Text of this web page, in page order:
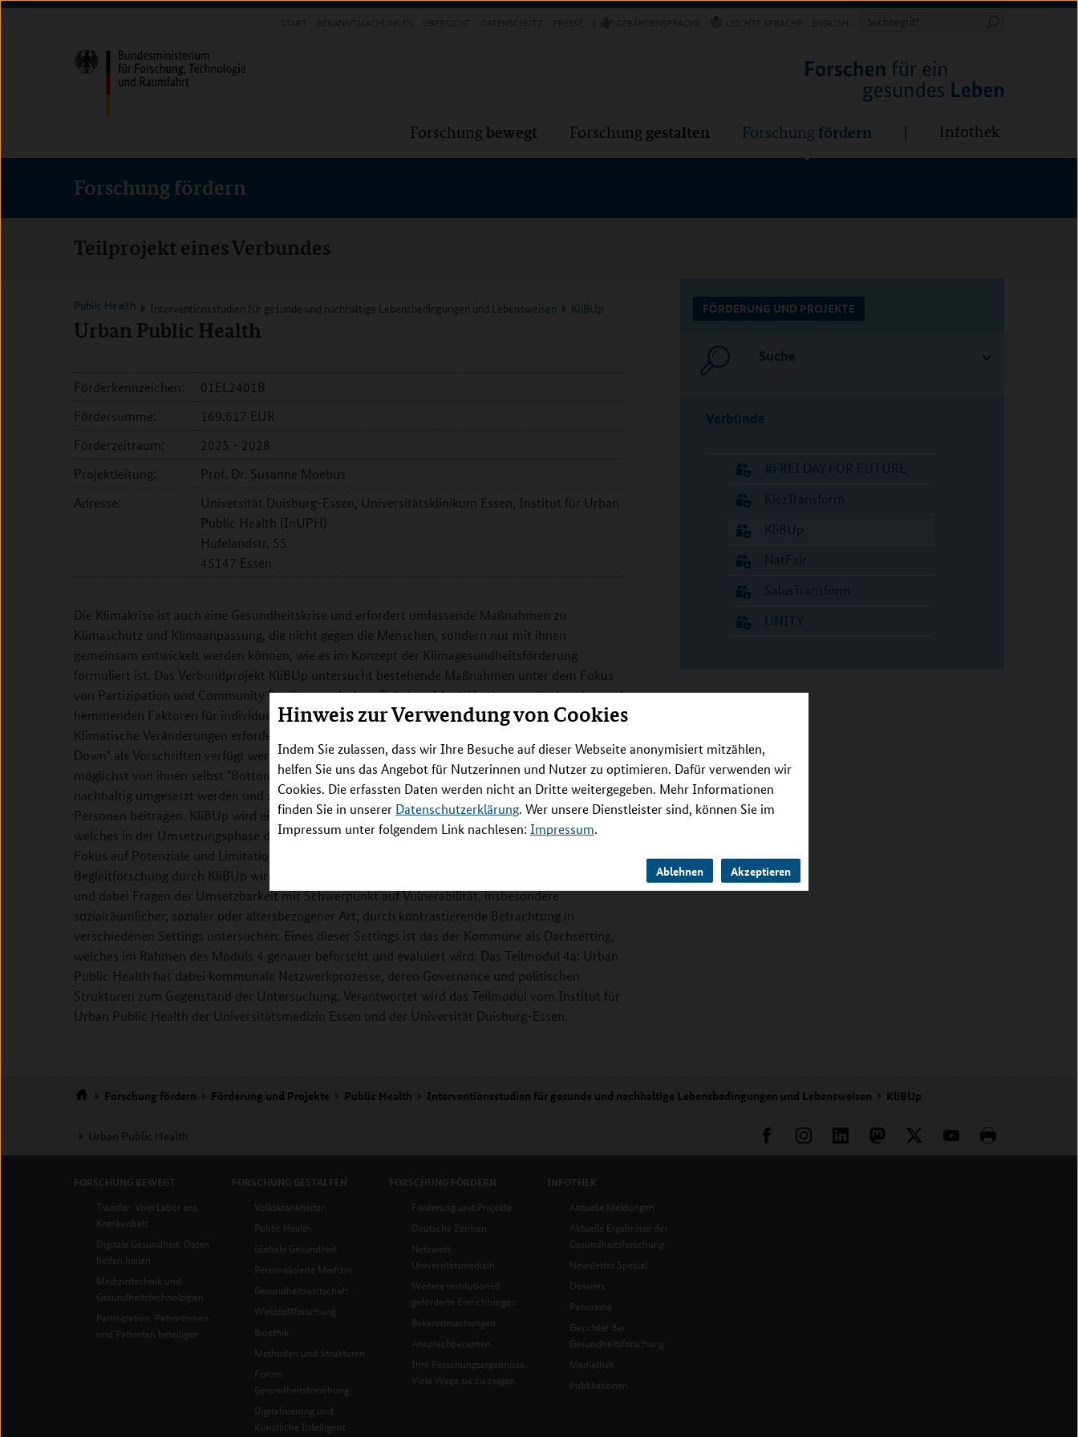
Hinweis zur Verwendung von Cookies
Indem Sie zulassen, dass wir Ihre Besuche auf dieser Webseite anonymisiert mitzählen,
helfen Sie uns das Angebot für Nutzerinnen und Nutzer zu optimieren. Dafür verwenden wir
Cookies. Die erfassten Daten werden nicht an Dritte weitergegeben. Mehr Informationen
finden Sie in unserer Datenschutzerklärung. Wer unsere Dienstleister sind, können Sie im
Impressum unter folgendem Link nachlesen: Impressum.
Ablehnen Akzeptieren
Direkt
(Eingabetaste)
Direkt
(Eingabetaste)
Direkt
(Eingabetaste)
Suchbegriff
Forschung bewegt Forschung gestalten Forschung fördern Infothek
Forschung fördern
Teilprojekt eines Verbundes
Public Health Interventionsstudien für gesunde und nachhaltige Lebensbedingungen und Lebensweisen KliBUp
Urban Public Health
Förderkennzeichen:
01EL2401B
Fördersumme:
169.617 EUR
Förderzeitraum:
2025 - 2028
Projektleitung:
Prof. Dr. Susanne Moebus
Adresse:
Universität Duisburg-Essen, Universitätsklinikum Essen, Institut für Urban
Public Health (InUPH)
Hufelandstr. 55
45147 Essen
Die Klimakrise ist auch eine Gesundheitskrise und erfordert umfassende Maßnahmen zu
Klimaschutz und Klimaanpassung, die nicht gegen die Menschen, sondern nur mit ihnen
gemeinsam entwickelt werden können, wie es im Konzept der Klimagesundheitsförderung
formuliert ist. Das Verbundprojekt KliBUp untersucht bestehende Maßnahmen unter dem Fokus
von Partizipation und Community Resilience mit dem Ziel einer Identifikation von fördernden und
hemmenden Faktoren für individuelle und kollektive Partizipation und Selbstwirksamkeit.
Klimatische Veränderungen erfordern umfassende Anpassungskonzepte. Diese sollten nicht "Top
Down" als Vorschriften verfügt werden, sondern aus Perspektive der Nutzerinnen und Nutzer und
möglichst von ihnen selbst "Bottom Up" entwickelt werden, damit sie passgenau sind, aktiv und
nachhaltig umgesetzt werden und zum Empowerment sowie zur Resilienz der Institutionen und
Personen beitragen. KliBUp wird ein Kooperationsnetzwerk aus Forschung und Praxis initiieren,
welches in der Umsetzungsphase durch wissenschaftliche Begleitforschung evaluiert wird, mit
Fokus auf Potenziale und Limitationen partizipativer Prozesse. Die wissenschaftliche
Begleitforschung durch KliBUp wird die fördernden und hemmenden Faktoren für Partizipation
und dabei Fragen der Umsetzbarkeit mit Schwerpunkt auf Vulnerabilität, insbesondere
sozialräumlicher, sozialer oder altersbezogener Art, durch kontrastierende Betrachtung in
verschiedenen Settings untersuchen. Eines dieser Settings ist das der Kommune als Dachsetting,
welches im Rahmen des Moduls 4 genauer beforscht und evaluiert wird. Das Teilmodul 4a: Urban
Public Health hat dabei kommunale Netzwerkprozesse, deren Governance und politischen
Strukturen zum Gegenstand der Untersuchung. Verantwortet wird das Teilmodul vom Institut für
Urban Public Health der Universitätsmedizin Essen und der Universität Duisburg-Essen.
FÖRDERUNG UND PROJEKTE
Suche
Verbünde
#FREI DAY FOR FUTURE
KiezTransform
KliBUp
NatFair
SalusTransform
UNITY
Forschung fördern Förderung und Projekte Public Health Interventionsstudien für gesunde und nachhaltige Lebensbedingungen und Lebensweisen KliBUp
Urban Public Health
FORSCHUNG BEWEGT
Transfer: Vom Labor ans
Krankenbett
Digitale Gesundheit: Daten
helfen heilen
Medizintechnik und
Gesundheitstechnologien
Partizipation: Patientinnen
und Patienten beteiligen
FORSCHUNG GESTALTEN
Volkskrankheiten
Public Health
Globale Gesundheit
Personalisierte Medizin
Gesundheitswirtschaft
Wirkstoffforschung
Bioethik
Methoden und Strukturen
Forum
Gesundheitsforschung
Digitalisierung und
Künstliche Intelligenz
FORSCHUNG FÖRDERN
Förderung und Projekte
Deutsche Zentren
Netzwerk
Universitätsmedizin
Weitere institutionell
geförderte Einrichtungen
Bekanntmachungen
Ansprechpersonen
Ihre Forschungsergebnisse.
Viele Wege sie zu zeigen.
INFOTHEK
Aktuelle Meldungen
Aktuelle Ergebnisse der
Gesundheitsforschung
Newsletter Spezial
Dossiers
Panorama
Gesichter der
Gesundheitsforschung
Mediathek
Publikationen
Forschung Forschung Forschung fördern Infothek